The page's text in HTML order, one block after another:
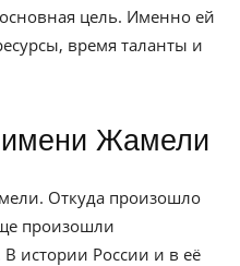
цель. Именно ей
время таланты и
Жамели
Откуда произошло
произошли
истории России и в её